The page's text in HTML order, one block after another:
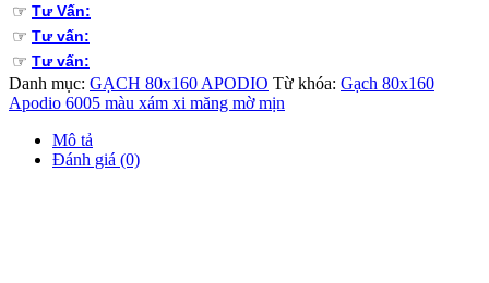
☞ Tư Vấn:
☞ Tư vấn:
☞ Tư vấn:
Danh mục: GẠCH 80x160 APODIO Từ khóa: Gạch 80x160
Apodio 6005 màu xám xi măng mờ mịn
Mô tả
Đánh giá (0)